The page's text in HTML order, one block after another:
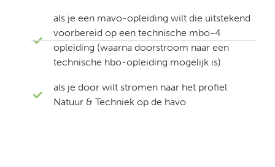
als je een mavo-opleiding wilt die uitstekend
voorbereid op een technische mbo-4
opleiding (waarna doorstroom naar een
technische hbo-opleiding mogelijk is)
als je door wilt stromen naar het profiel
Natuur & Techniek op de havo